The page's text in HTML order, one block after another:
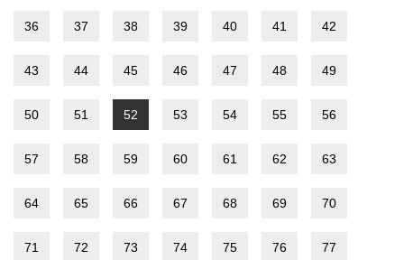
36 37 38 39 40 41 42
43 44 45 46 47 48 49
50 51 52 53 54 55 56
57 58 59 60 61 62 63
64 65 66 67 68 69 70
71 72 73 74 75 76 77